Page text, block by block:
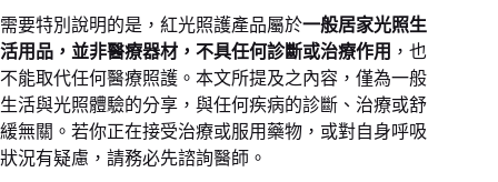
需要特別說明的是，紅光照護產品屬於一般居家光照生
活用品，並非醫療器材，不具任何診斷或治療作用 ，也
不能取代任何醫療照護。本文所提及之內容，僅為一般
生活與光照體驗的分享，與任何疾病的診斷、治療或舒
緩無關。若你正在接受治療或服用藥物，或對自身呼吸
狀況有疑慮，請務必先諮詢醫師。